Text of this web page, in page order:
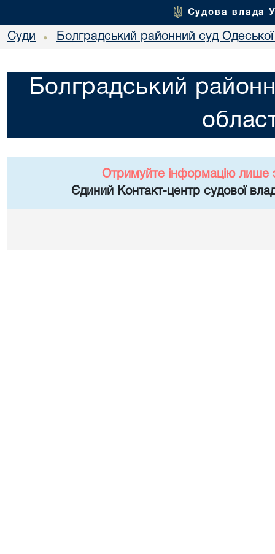
Судова влада
Суди • Болградський районний суд Одеської
Болградський
Отримуйте інформацію лише
Єдиний Контакт-центр судової